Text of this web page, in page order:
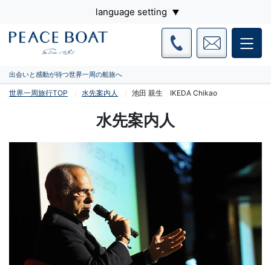
language setting
出会いと感動が待つ世界一周の船旅へ
世界一周旅行TOP 水先案内人 池田 親生 IKEDA Chikao
水先案内人